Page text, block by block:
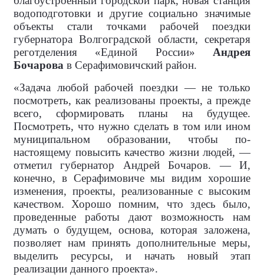
водоподготовки и другие социально значимые
объекты стали точками рабочей поездки
губернатора Волгоградской области, секретаря
реготделения «Единой России» Андрея
Бочарова в Серафимовичский район.
«Задача любой рабочей поездки — не только
посмотреть, как реализованы проекты, а прежде
всего, сформировать планы на будущее.
Посмотреть, что нужно сделать в том или ином
муниципальном образовании, чтобы по-
настоящему повысить качество жизни людей, —
отметил губернатор Андрей Бочаров. — И,
конечно, в Серафимовиче мы видим хорошие
изменения, проекты, реализованные с высоким
качеством. Хорошо помним, что здесь было,
проведенные работы дают возможность нам
думать о будущем, основа, которая заложена,
позволяет нам принять дополнительные меры,
выделить ресурсы, и начать новый этап
реализации данного проекта».